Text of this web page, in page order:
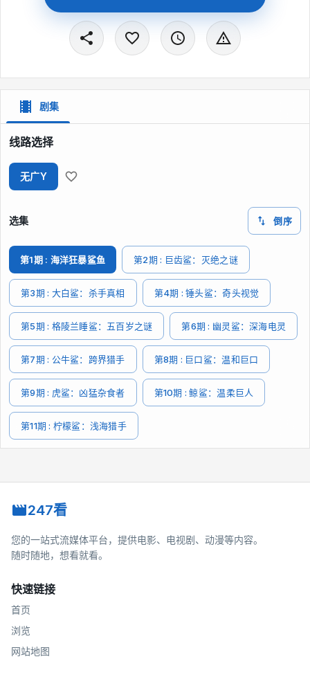
剧集
线路选择
无广Y
选集 倒序
第1期 : 海洋狂暴鲨鱼 第2期 : 巨齿鲨：灭绝之谜
第3期 : 大白鲨：杀手真相 第4期 : 锤头鲨：奇头视觉
第5期 : 格陵兰睡鲨：五百岁之谜 第6期 : 幽灵鲨：深海电灵
第7期 : 公牛鲨：跨界猎手 第8期 : 巨口鲨：温和巨口
第9期 : 虎鲨：凶猛杂食者 第10期 : 鲸鲨：温柔巨人
第11期 : 柠檬鲨：浅海猎手
247看
您的一站式流媒体平台，提供电影、电视剧、动漫等内容。
随时随地，想看就看。
快速链接
首页
浏览
网站地图